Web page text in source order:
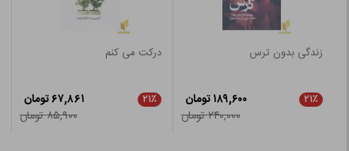
زندگی بدون ترس
۲۱٪
۱۸۹,۶۰۰ تومان
۲۴۰,۰۰۰ تومان
درکت می کنم
۲۱٪
۶۷,۸۶۱ تومان
۸۵,۹۰۰ تومان